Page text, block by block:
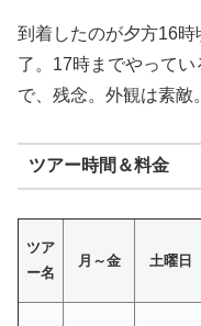
到着したのが夕方16
了。17時までやって
で、残念。外観は素敵。
ツアー時間＆料金
ツア
ー名
月～金 土曜日